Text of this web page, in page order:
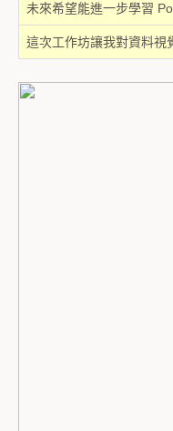
未來希望能進一步學習
這次工作坊讓我對資料視